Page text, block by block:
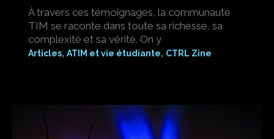
À travers ces témoignages, la communauté
TIM se raconte dans toute sa richesse, sa
complexité et sa vérité. On y
Articles, ATIM et vie étudiante, CTRL Zine